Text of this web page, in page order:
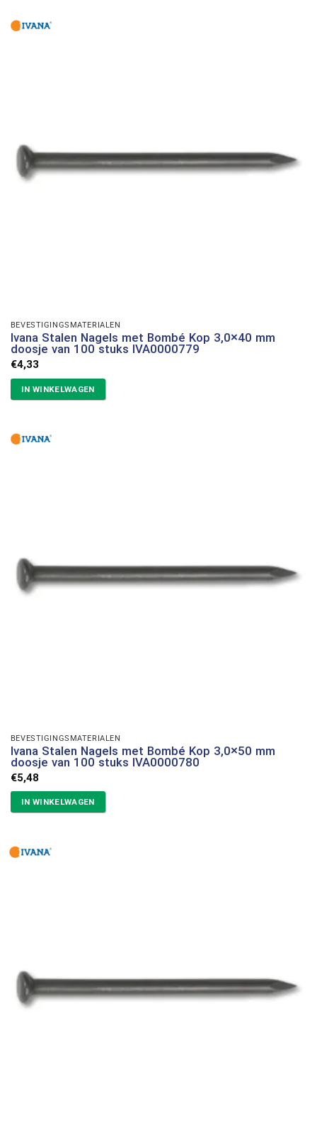
BEVESTIGINGSMATERIALEN
Ivana Stalen Nagels met Bombé Kop 3,0×40 mm
doosje van 100 stuks IVA0000779
€4,33
IN WINKELWAGEN
BEVESTIGINGSMATERIALEN
Ivana Stalen Nagels met Bombé Kop 3,0×50 mm
doosje van 100 stuks IVA0000780
€5,48
IN WINKELWAGEN